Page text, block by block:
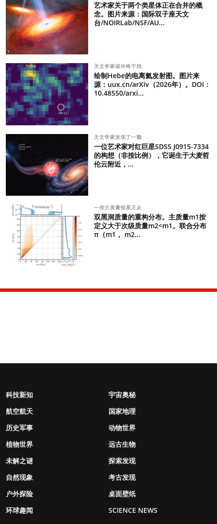
艺术家关于两个类星体正在合并的概
念。图片来源：国际双子座天文
台/NOIRLab/NSF/AU...
天文学家或许终于找
绘制Hebe的电离氦发射图。图片来
源：uux.cn/arXiv（2026年）。DOI：
10.48550/arxi...
天文学家发现了一颗
一位艺术家对红巨星SDSS J0915-7334
的构想（非按比例），它诞生于大麦哲
伦云附近，...
一些大质量恒星正从
双黑洞质量的重构分布。主质量m1按
定义大于次级质量m2<m1。联合分布
π（m1， m2...
科技新知
宇宙奥秘
航空航天
国家地理
历史军事
动物世界
植物世界
远古生物
未解之谜
探索发现
自然现象
考古发现
户外探险
桌面壁纸
环球趣闻
SCIENCE NEWS